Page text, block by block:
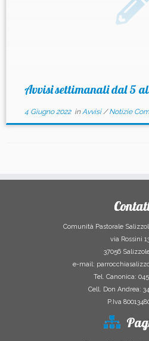
Avvisi settimanali dal 5
4 Giugno 2022inAvvisi/Notizie
Comunità Pastorale
via Rossini
37056
e-mail:
Tel. Canonica:
Cell. Don Andrea:
P.Iva